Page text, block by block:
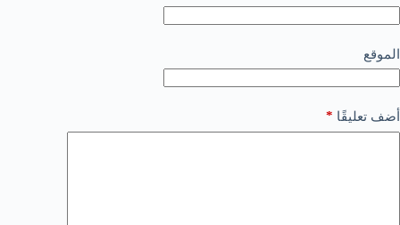
الموقع
أضف تعليقًا *